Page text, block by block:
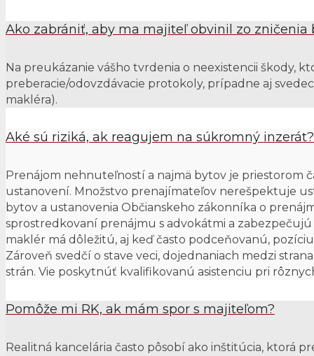
Ako zabrániť, aby ma majiteľ obvinil zo zničenia
Na preukázanie vášho tvrdenia o neexistencii škody,
preberacie/odovzdávacie protokoly, prípadne aj
makléra).
Aké sú riziká, ak reagujem na súkromný inzerát?
Prenájom nehnuteľností a najmä bytov je priestorom
ustanovení. Množstvo prenajímateľov nerešpektuje
bytov a ustanovenia Občianskeho zákonníka o
sprostredkovaní prenájmu s advokátmi a
maklér má dôležitú, aj keď často podceňovanú,
Zároveň svedčí o stave veci, dojednaniach medzi
strán. Vie poskytnúť kvalifikovanú asistenciu pri
Pomôže mi RK, ak mám spor s majiteľom?
Realitná kancelária často pôsobí ako inštitúcia, ktorá